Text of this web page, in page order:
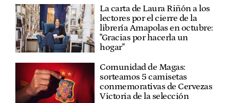
La carta de Laura Riñón a los
lectores por el cierre de la
librería Amapolas en octubre:
"Gracias por hacerla un
hogar"
Comunidad de Magas:
sorteamos 5 camisetas
conmemorativas de Cervezas
Victoria de la selección